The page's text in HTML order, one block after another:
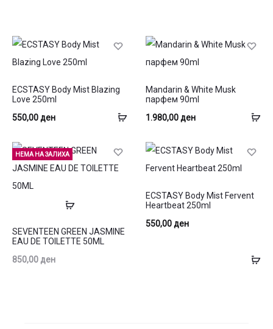
Додај
кошница
ECSTASY Body Mist Blazing
Love 250ml
550,00ден
Mandarin & White Musk
парфем 90ml
1.980,00ден
НЕМА НА ЗАЛИХА
Прочитај
SEVENTEEN GREEN JASMINE
EAU DE TOILETTE 50ML
850,00ден
ECSTASY Body Mist Fervent
Heartbeat 250ml
550,00ден